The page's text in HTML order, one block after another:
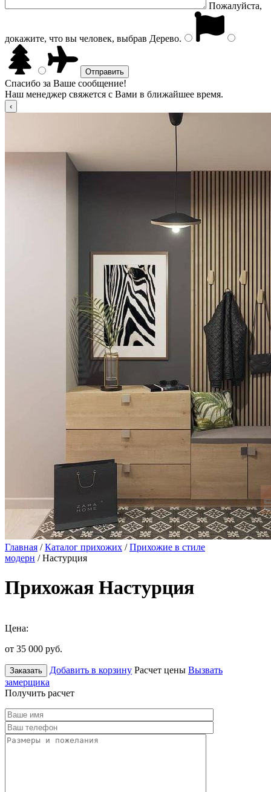
Пожалуйста,
докажите, что вы человек, выбрав Дерево.
Спасибо за Ваше сообщение!
Наш менеджер свяжется с Вами в ближайшее время.
Главная /Каталог прихожих /Прихожие в стиле
модерн / Настурция
Прихожая Настурция
Цена:
от 35 000 руб.
Заказать Добавить в корзину Расчет цены Вызвать
замерщика
Получить расчет